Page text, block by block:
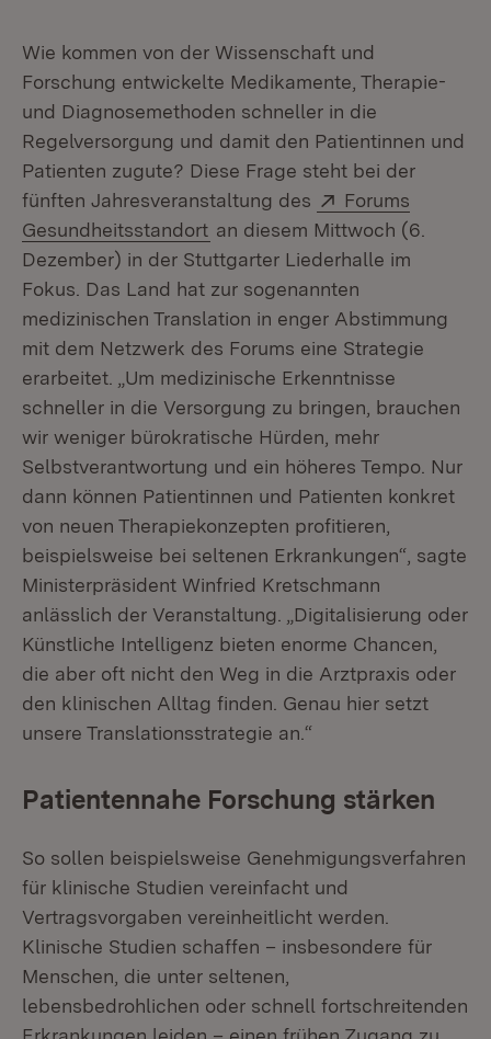
Wie kommen von der Wissenschaft und
Forschung entwickelte Medikamente, Therapie-
und Diagnosemethoden schneller in die
Regelversorgung und damit den Patientinnen und
Patienten zugute? Diese Frage steht bei der
fünften Jahresveranstaltung des
Extern:
Forums
Gesundheitsstandort (Öffnet in neuem Fenster)
an diesem Mittwoch (6.
Dezember) in der Stuttgarter Liederhalle im
Fokus. Das Land hat zur sogenannten
medizinischen Translation in enger Abstimmung
mit dem Netzwerk des Forums eine Strategie
erarbeitet. „Um medizinische Erkenntnisse
schneller in die Versorgung zu bringen, brauchen
wir weniger bürokratische Hürden, mehr
Selbstverantwortung und ein höheres Tempo. Nur
dann können Patientinnen und Patienten konkret
von neuen Therapiekonzepten profitieren,
beispielsweise bei seltenen Erkrankungen“, sagte
Ministerpräsident Winfried Kretschmann
anlässlich der Veranstaltung. „Digitalisierung oder
Künstliche Intelligenz bieten enorme Chancen,
die aber oft nicht den Weg in die Arztpraxis oder
den klinischen Alltag finden. Genau hier setzt
unsere Translationsstrategie an.“
Patientennahe Forschung stärken
So sollen beispielsweise Genehmigungsverfahren
für klinische Studien vereinfacht und
Vertragsvorgaben vereinheitlicht werden.
Klinische Studien schaffen – insbesondere für
Menschen, die unter seltenen,
lebensbedrohlichen oder schnell fortschreitenden